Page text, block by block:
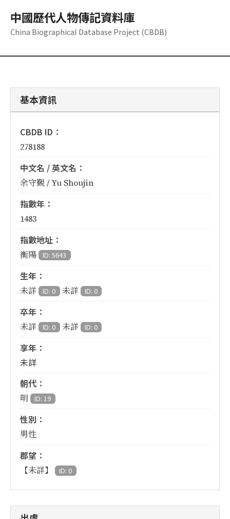
中國歷代人物傳記資料庫
China Biographical Database Project (CBDB)
基本資訊
CBDB ID：
278188
中文名 / 英文名：
余守覲 / Yu Shoujin
指數年：
1483
指數地址：
衡陽 ID: 5643
生年：
未詳 ID: 0 未詳 ID: 0
卒年：
未詳 ID: 0 未詳 ID: 0
享年：
未詳
朝代：
明 ID: 19
性別：
男性
郡望：
【未詳】 ID: 0